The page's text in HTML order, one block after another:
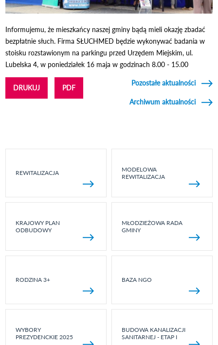
Informujemu, że mieszkańcy naszej gminy bądą mieli okazję zbadać
bezpłatnie słuch. Firma SŁUCHMED będzie wykonywać badania w
stoisku rozstawionym na parkingu przed Urzędem Miejskim, ul.
Lubelska 4, w poniedziałek 16 maja w godzinach 8.00 - 15.00
DRUKUJ PDF
Pozostałe aktualności
Archiwum aktualności
REWITALIZACJA
MODELOWA
REWITALIZACJA
KRAJOWY PLAN
ODBUDOWY
MŁODZIEŻOWA RADA
GMINY
RODZINA 3+ BAZA NGO
WYBORY
PREZYDENCKIE 2025
BUDOWA KANALIZACJI
SANITARNEJ - ETAP I